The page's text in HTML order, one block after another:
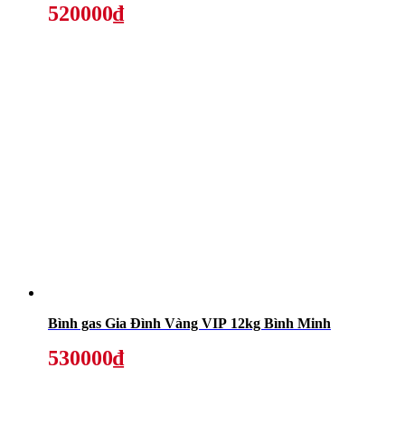
520000₫
Bình gas Gia Đình Vàng VIP 12kg Bình Minh
530000₫